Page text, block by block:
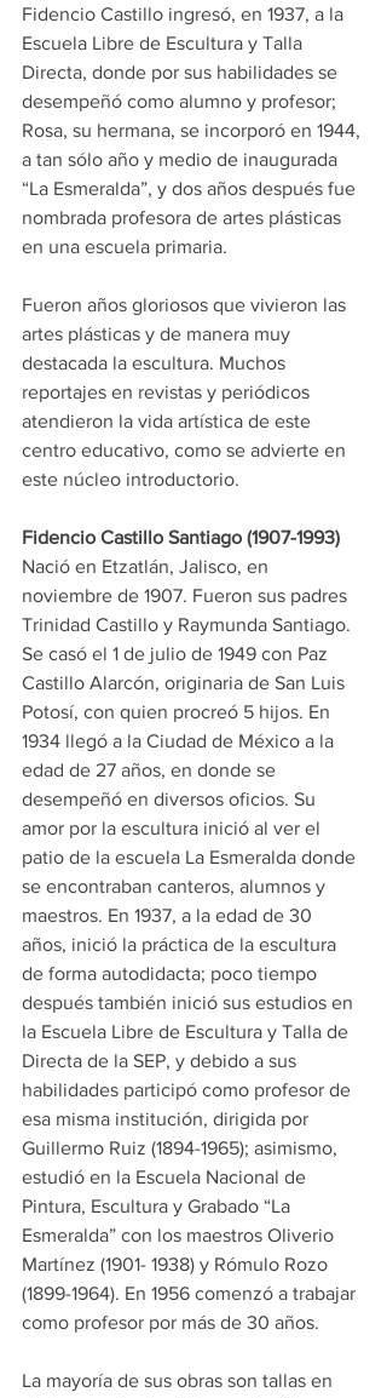
Fidencio Castillo ingresó, en 1937, a la
Escuela Libre de Escultura y Talla
Directa, donde por sus habilidades se
desempeñó como alumno y profesor;
Rosa, su hermana, se incorporó en 1944,
a tan sólo año y medio de inaugurada
“La Esmeralda”, y dos años después fue
nombrada profesora de artes plásticas
en una escuela primaria.
Fueron años gloriosos que vivieron las
artes plásticas y de manera muy
destacada la escultura. Muchos
reportajes en revistas y periódicos
atendieron la vida artística de este
centro educativo, como se advierte en
este núcleo introductorio.
Fidencio Castillo Santiago (1907-1993)
Nació en Etzatlán, Jalisco, en
noviembre de 1907. Fueron sus padres
Trinidad Castillo y Raymunda Santiago.
Se casó el 1 de julio de 1949 con Paz
Castillo Alarcón, originaria de San Luis
Potosí, con quien procreó 5 hijos. En
1934 llegó a la Ciudad de México a la
edad de 27 años, en donde se
desempeñó en diversos oficios. Su
amor por la escultura inició al ver el
patio de la escuela La Esmeralda donde
se encontraban canteros, alumnos y
maestros. En 1937, a la edad de 30
años, inició la práctica de la escultura
de forma autodidacta; poco tiempo
después también inició sus estudios en
la Escuela Libre de Escultura y Talla de
Directa de la SEP, y debido a sus
habilidades participó como profesor de
esa misma institución, dirigida por
Guillermo Ruiz (1894-1965); asimismo,
estudió en la Escuela Nacional de
Pintura, Escultura y Grabado “La
Esmeralda” con los maestros Oliverio
Martínez (1901- 1938) y Rómulo Rozo
(1899-1964). En 1956 comenzó a trabajar
como profesor por más de 30 años.
La mayoría de sus obras son tallas en